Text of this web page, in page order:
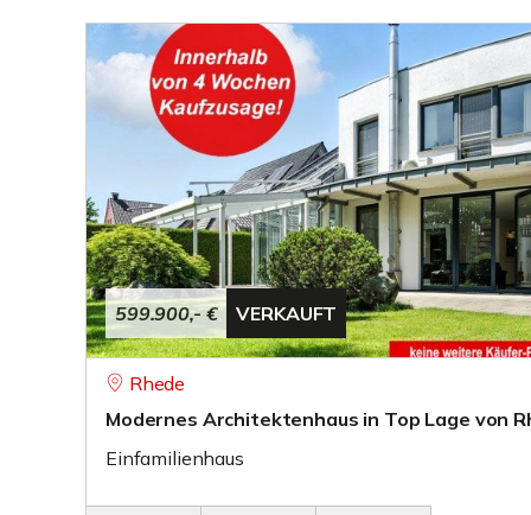
599.900,- € VERKAUFT
Rhede
Modernes Architektenhaus in Top Lage von
Einfamilienhaus